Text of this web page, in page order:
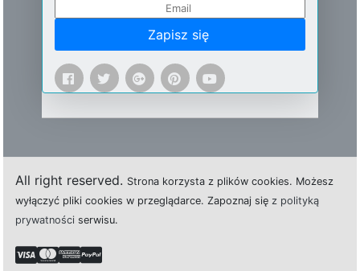
Zapisz się
All right reserved. Strona korzysta z plików cookies. Możesz
wyłączyć pliki cookies w przeglądarce. Zapoznaj się z polityką
prywatności serwisu.